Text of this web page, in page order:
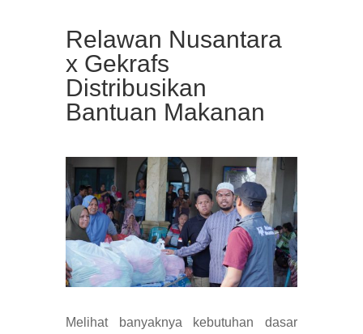
Relawan Nusantara
x Gekrafs
Distribusikan
Bantuan Makanan
Melihat banyaknya kebutuhan dasar